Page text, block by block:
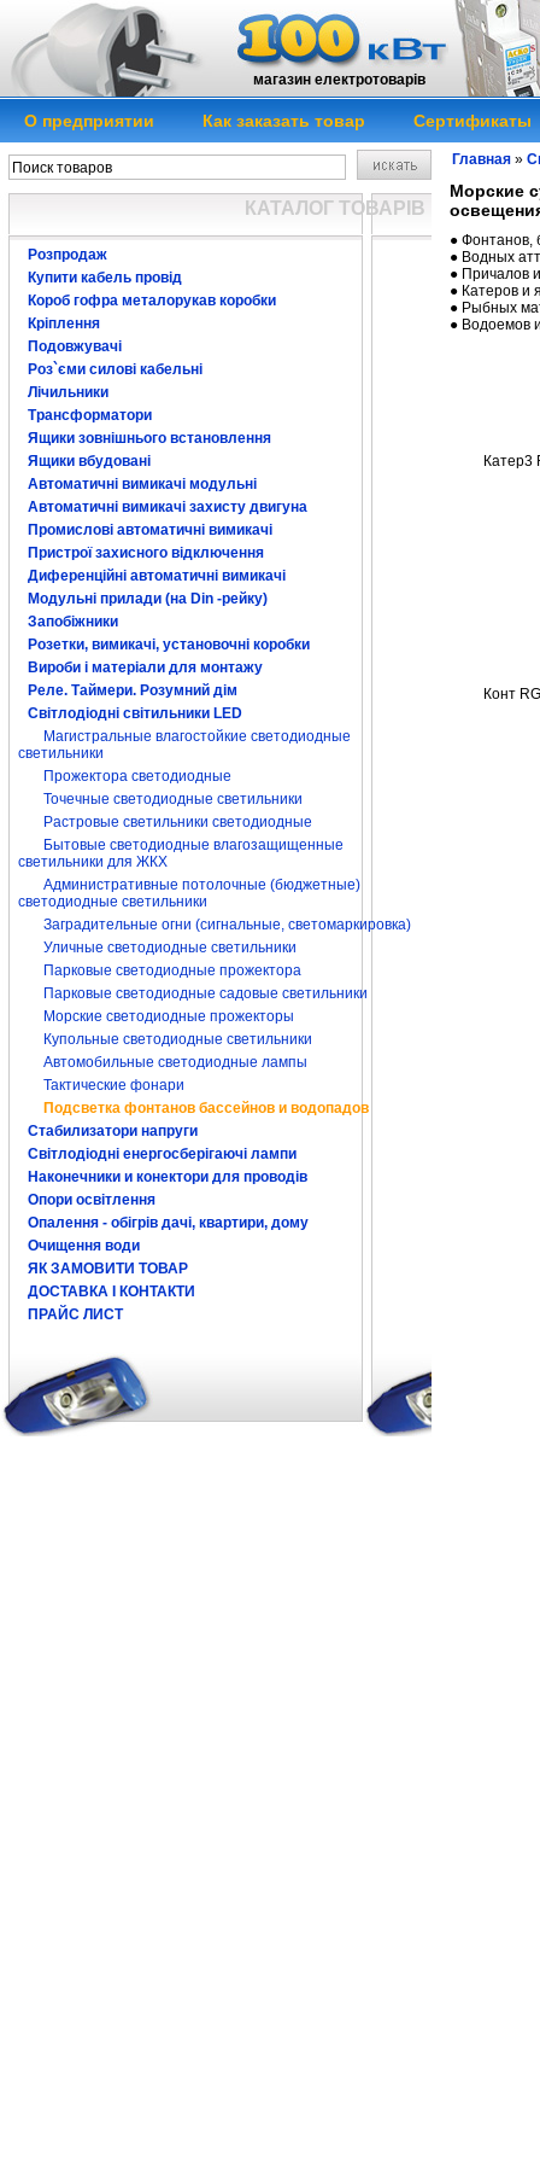
магазин електротоварів
О предприятии Как заказать товар Сертификаты
КАТАЛОГ ТОВАРІВ
Розпродаж
Купити кабель провід
Короб гофра металорукав коробки
Кріплення
Подовжувачі
Роз`єми силові кабельні
Лічильники
Трансформатори
Ящики зовнішнього встановлення
Ящики вбудовані
Автоматичні вимикачі модульні
Автоматичні вимикачі захисту двигуна
Промислові автоматичні вимикачі
Пристрої захисного відключення
Диференційні автоматичні вимикачі
Модульні прилади (на Din -рейку)
Запобіжники
Розетки, вимикачі, установочні коробки
Вироби і матеріали для монтажу
Реле. Таймери. Розумний дім
Світлодіодні світильники LED
Магистральные влагостойкие светодиодные
светильники
Прожектора светодиодные
Точечные светодиодные светильники
Растровые светильники светодиодные
Бытовые светодиодные влагозащищенные
светильники для ЖКХ
Административные потолочные (бюджетные)
светодиодные светильники
Заградительные огни (сигнальные, светомаркировка)
Уличные светодиодные светильники
Парковые светодиодные прожектора
Парковые светодиодные садовые светильники
Морские светодиодные прожекторы
Купольные светодиодные светильники
Автомобильные светодиодные лампы
Тактические фонари
Подсветка фонтанов бассейнов и водопадов
Стабилизатори напруги
Світлодіодні енергосберігаючі лампи
Наконечники и конектори для проводів
Опори освітлення
Опалення - обігрів дачі, квартири, дому
Очищення води
ЯК ЗАМОВИТИ ТОВАР
ДОСТАВКА І КОНТАКТИ
ПРАЙС ЛИСТ
Главная »
Морские
● Фонтанов,
● Водных
● Причалов
● Катеров и
● Рыбных
● Водоемов
Катер3
Конт